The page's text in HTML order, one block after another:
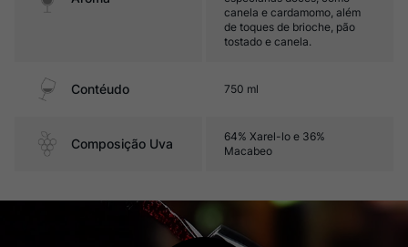
canela e cardamomo, além
de toques de brioche, pão
tostado e canela.
Contéudo 750 ml
Composição Uva
64% Xarel-lo e 36%
Macabeo